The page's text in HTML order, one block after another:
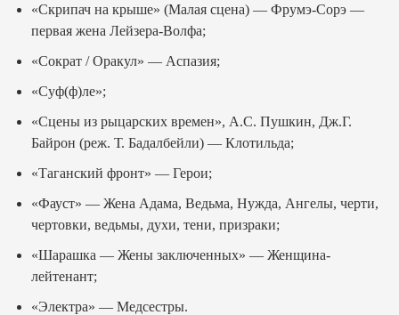
«Скрипач на крыше» (Малая сцена) — Фрумэ-Сорэ —
первая жена Лейзера-Волфа;
«Сократ / Оракул» — Аспазия;
«Суф(ф)ле»;
«Сцены из рыцарских времен», А.С. Пушкин, Дж.Г.
Байрон (реж. Т. Бадалбейли) — Клотильда;
«Таганский фронт» — Герои;
«Фауст» — Жена Адама, Ведьма, Нужда, Ангелы, черти,
чертовки, ведьмы, духи, тени, призраки;
«Шарашка — Жены заключенных» — Женщина-
лейтенант;
«Электра» — Медсестры.